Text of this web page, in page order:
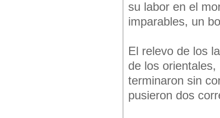
su labor en el
imparables, un
El relevo de los
de los
terminaron sin
pusieron dos